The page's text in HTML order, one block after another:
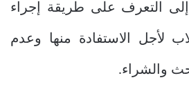
إلى التعرف على طريقة إجراء
لأجل الاستفادة منها وعدم
والشراء.